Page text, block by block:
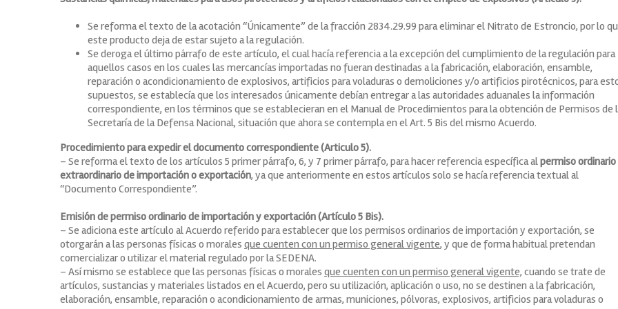
Se reforma el texto de la acotación “Únicamente” de la fracción 2834.29.99 para eliminar el Nitrato de Estroncio, por lo
este producto deja de estar sujeto a la regulación.
Se deroga el último párrafo de este artículo, el cual hacía referencia a la excepción del cumplimiento de la regulación para
aquellos casos en los cuales las mercancías importadas no fueran destinadas a la fabricación, elaboración, ensamble,
reparación o acondicionamiento de explosivos, artificios para voladuras o demoliciones y/o artificios pirotécnicos, para
supuestos, se establecía que los interesados únicamente debían entregar a las autoridades aduanales la información
correspondiente, en los términos que se establecieran en el Manual de Procedimientos para la obtención de Permisos de
Secretaría de la Defensa Nacional, situación que ahora se contempla en el Art. 5 Bis del mismo Acuerdo.
Procedimiento para expedir el documento correspondiente (Articulo 5).
– Se reforma el texto de los artículos 5 primer párrafo, 6, y 7 primer párrafo, para hacer referencia específica alpermiso
extraordinario de importación o exportación, ya que anteriormente en estos artículos solo se hacía referencia textual al
“Documento Correspondiente”.
Emisión de permiso ordinario de importación y exportación (Artículo 5 Bis).
– Se adiciona este artículo al Acuerdo referido para establecer que los permisos ordinarios de importación y exportación, se
otorgarán a las personas físicas o morales que cuenten con un permiso general vigente, y que de forma habitual pretendan
comercializar o utilizar el material regulado por la SEDENA.
– Así mismo se establece que las personas físicas o morales que cuenten con un permiso general vigente, cuando se trate de
artículos, sustancias y materiales listados en el Acuerdo, pero su utilización, aplicación o uso, no se destinen a la fabricación,
elaboración, ensamble, reparación o acondicionamiento de armas, municiones, pólvoras, explosivos, artificios para voladuras o